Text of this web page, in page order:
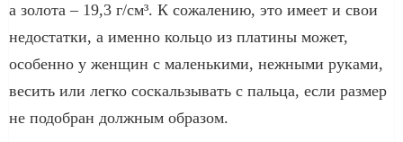
а золота – 19,3 г/см³. К сожалению, это имеет и свои
недостатки, а именно кольцо из платины может,
особенно у женщин с маленькими, нежными руками,
весить или легко соскальзывать с пальца, если размер
не подобран должным образом.